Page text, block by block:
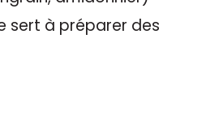
sert à préparer des